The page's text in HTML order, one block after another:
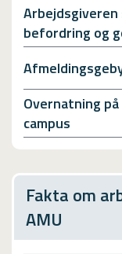
Arbejdsgiveren
befordring og
Overnatning
campus
Fakta om
AMU